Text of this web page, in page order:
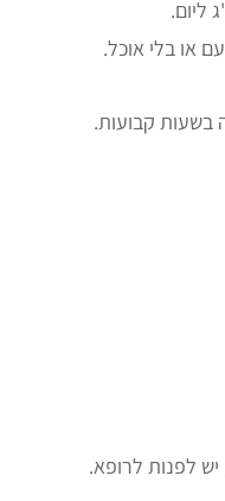
בלי אוכל.
קבועות.
לפנות לרופא.